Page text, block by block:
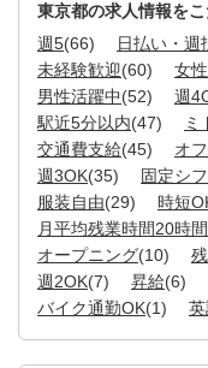
東京都の求人情報を
週5(66) 日払い・週
未経験歓迎(60) 女
男性活躍中(52) 週
駅近5分以内(47) ミ
交通費支給(45) オ
週3OK(35) 固定シ
服装自由(29) 時短
月平均残業時間20時
オープニング(10)
週2OK(7) 昇給(6)
バイク通勤OK(1)